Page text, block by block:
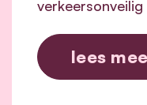
verkeersonveilig
lees